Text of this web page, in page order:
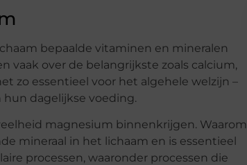
bepaalde vitaminen en mineralen
vaak over de belangrijkste zoals calcium,
zo essentieel voor het algehele welzijn –
dagelijkse voeding.
magnesium binnenkrijgen. Waarom
mineraal in het lichaam en is essentieel
processen, waaronder processen die